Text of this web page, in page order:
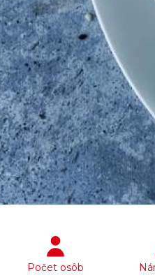
Počet osôb